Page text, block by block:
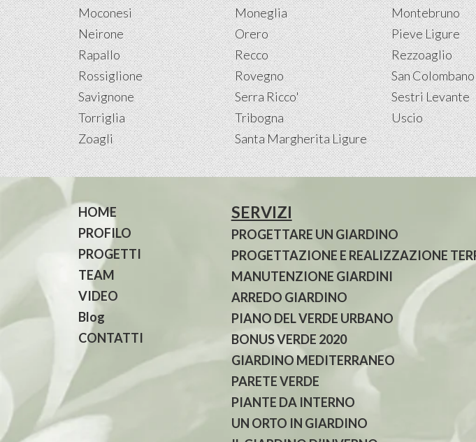
Moconesi
Moneglia Montebruno
Neirone
Orero Pieve Ligure
Rapallo
Recco Rezzoaglio
Rossiglione
Rovegno San
Savignone
Serra Ricco' Sestri Levante
Torriglia
Tribogna Uscio
Zoagli
Santa Margherita Ligure
HOME
PROFILO
PROGETTI
TEAM
VIDEO
Blog
CONTATTI
SERVIZI
PROGETTARE UN GIARDINO
PROGETTAZIONE E REALIZZAZIONE
MANUTENZIONE GIARDINI
ARREDO GIARDINO
PIANO DEL VERDE URBANO
BONUS VERDE 2020
GIARDINO MEDITERRANEO
PARETE VERDE
PIANTE DA INTERNO
UN ORTO IN GIARDINO